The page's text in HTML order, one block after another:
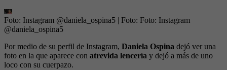
Foto: Instagram @daniela_ospina5 | Foto: Foto: Instagram
@daniela_ospina5
Por medio de su perfil de Instagram, Daniela Ospina dejó ver una
foto en la que aparece con atrevida lencería y dejó a más de uno
loco con su cuerpazo.